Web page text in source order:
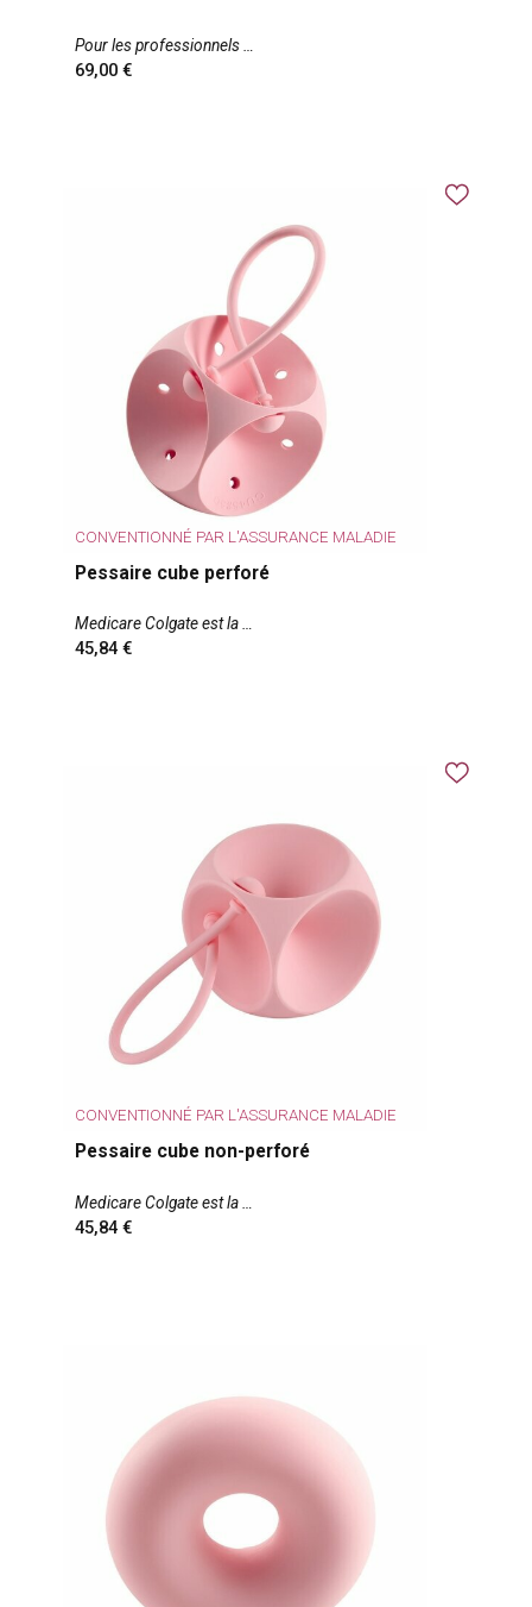
Pour les professionnels
69,00
CONVENTIONNÉ PAR L'ASSURANCE MALADIE
Pessaire cube perforé
Medicare Colgate est la
45,84
CONVENTIONNÉ PAR L'ASSURANCE MALADIE
Pessaire cube non-perforé
Medicare Colgate est la
45,84